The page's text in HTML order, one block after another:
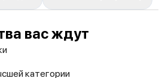
вас ждут
категории